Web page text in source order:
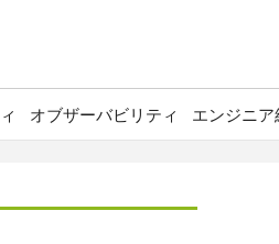
オブザーバビリティ エンジニ